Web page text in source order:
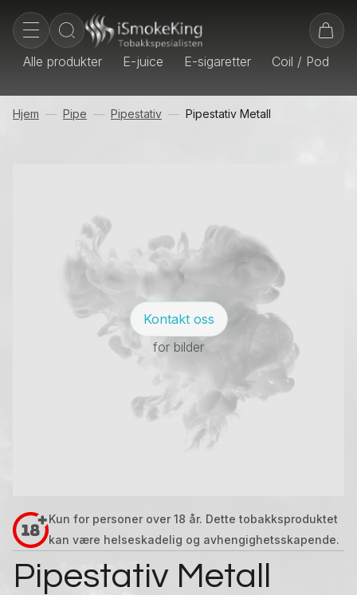
Alle produkter E-juice E-sigaretter Coil / Pod
Hjem Pipe Pipestativ Pipestativ Metall
Kontakt oss
for bilder
Kun for personer over 18 år. Dette tobakksproduktet
kan være helseskadelig og avhengighetsskapende.
Pipestativ Metall